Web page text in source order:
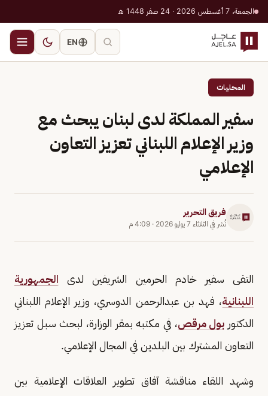
الجمعة، 7 أغسطس 2026 · 24 صفر 1448 هـ
EN
المحليات
سفير المملكة لدى لبنان يبحث مع
وزير الإعلام اللبناني تعزيز التعاون
الإعلامي
فريق التحرير
نُشر في الثلاثاء 7 يوليو 2026 · 4:09 م
التقى سفير خادم الحرمين الشريفين لدى الجمهورية
اللبنانية، فهد بن عبدالرحمن الدوسري، وزير الإعلام اللبناني
الدكتور بول مرقص، في مكتبه بمقر الوزارة، لبحث سبل تعزيز
التعاون المشترك بين البلدين في المجال الإعلامي.
وشهد اللقاء مناقشة آفاق تطوير العلاقات الإعلامية بين